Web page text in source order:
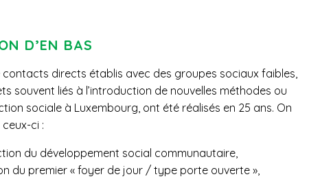
D’EN BAS
contacts directs établis avec des groupes sociaux faibles,
souvent liés à l’introduction de nouvelles méthodes ou
sociale à Luxembourg, ont été réalisés en 25 ans. On
ci :
du développement social communautaire,
du premier « foyer de jour / type porte ouverte »,